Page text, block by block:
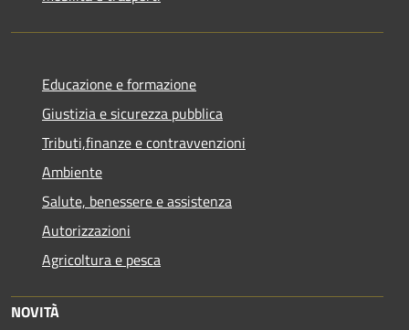
Educazione e formazione
Giustizia e sicurezza pubblica
Tributi,finanze e contravvenzioni
Ambiente
Salute, benessere e assistenza
Autorizzazioni
Agricoltura e pesca
NOVITÀ